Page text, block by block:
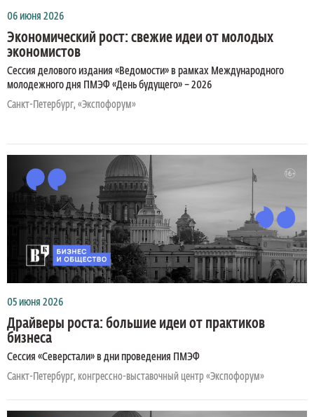
06 июня 2026
Экономический рост: свежие идеи от молодых
экономистов
Сессия делового издания «Ведомости» в рамках Международного
молодежного дня ПМЭФ «День будущего» – 2026
Санкт-Петербург, «Экспофорум»
05 июня 2026
Драйверы роста: большие идеи от практиков
бизнеса
Сессия «Северстали» в дни проведения ПМЭФ
Санкт-Петербург, конгрессно-выставочный центр «Экспофорум»